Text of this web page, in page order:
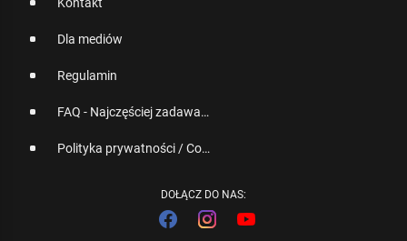
Dla mediów
Regulamin
FAQ - Najczęściej zadawane pytania
Polityka prywatności / Cookies
DOŁĄCZ DO NAS: